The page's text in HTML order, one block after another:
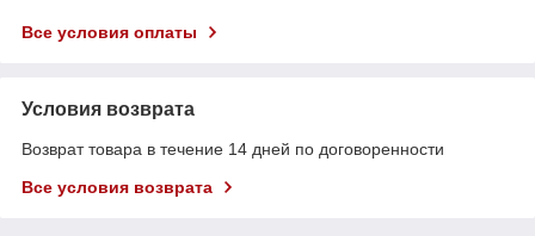
Все условия оплаты
Условия возврата
Возврат товара в течение 14 дней по договоренности
Все условия возврата